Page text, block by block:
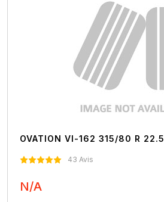
OVATION VI-162 315/80 R 22.5
43 Avis
N/A